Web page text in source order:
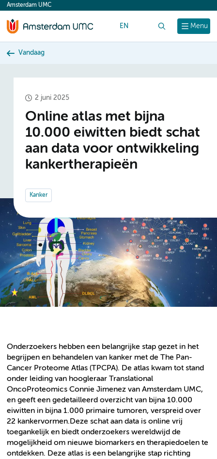
content
Menu
Amsterdam UMC
EN
Vandaag
2 juni 2025
Online atlas met bijna
10.000 eiwitten biedt schat
aan data voor ontwikkeling
kankertherapieën
Kanker
Onderzoekers hebben een belangrijke stap gezet in het
begrijpen en behandelen van kanker met de The Pan-
Cancer Proteome Atlas (TPCPA). De atlas kwam tot stand
onder leiding van hoogleraar Translational
OncoProteomics Connie Jimenez van Amsterdam UMC,
en geeft een gedetailleerd overzicht van bijna 10.000
eiwitten in bijna 1.000 primaire tumoren, verspreid over
22 kankervormen.Deze schat aan data is online vrij
toegankelijk en biedt onderzoekers wereldwijd de
mogelijkheid om nieuwe biomarkers en therapiedoelen te
ontdekken. Deze atlas is een belangrijke stap richting